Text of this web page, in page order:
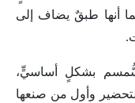
أنها طبقٌ يضاف إلى
بشكلٍ أساسيٍّ،
وأول من صنعها